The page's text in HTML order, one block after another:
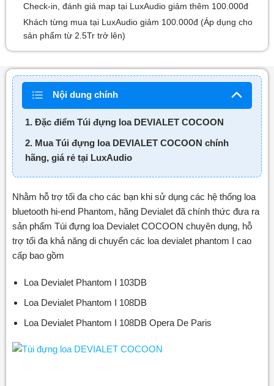
Check-in, đánh giá map tại LuxAudio giảm thêm 100.000đ
Khách từng mua tại LuxAudio giảm 100.000đ (Áp dụng cho
sản phẩm từ 2.5Tr trở lên)
Nội dung chính
1. Đặc điểm Túi đựng loa DEVIALET COCOON
2. Mua Túi đựng loa DEVIALET COCOON chính
hãng, giá rẻ tại LuxAudio
Nhằm hỗ trợ tối đa cho các bạn khi sử dụng các hệ thống loa
bluetooth hi-end Phantom, hãng Devialet đã chính thức đưa ra
sản phẩm Túi đựng loa Devialet COCOON chuyên dụng, hỗ
trợ tối đa khả năng di chuyển các loa devialet phantom I cao
cấp bao gồm
Loa Devialet Phantom I 103DB
Loa Devialet Phantom I 108DB
Loa Devialet Phantom I 108DB Opera De Paris